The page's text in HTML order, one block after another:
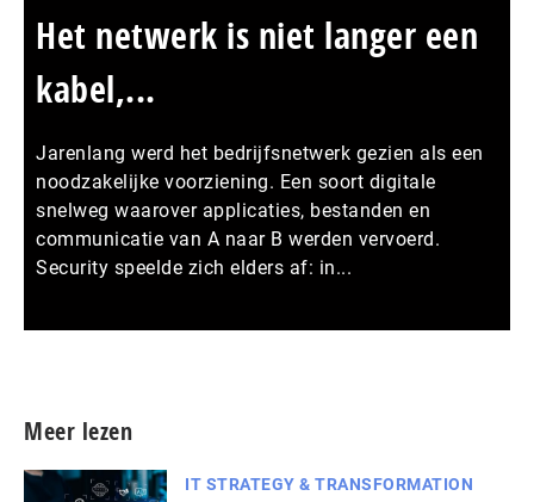
Het netwerk is niet langer een
kabel,...
Jarenlang werd het bedrijfsnetwerk gezien als een
noodzakelijke voorziening. Een soort digitale
snelweg waarover applicaties, bestanden en
communicatie van A naar B werden vervoerd.
Security speelde zich elders af: in...
Meer lezen
IT STRATEGY & TRANSFORMATION